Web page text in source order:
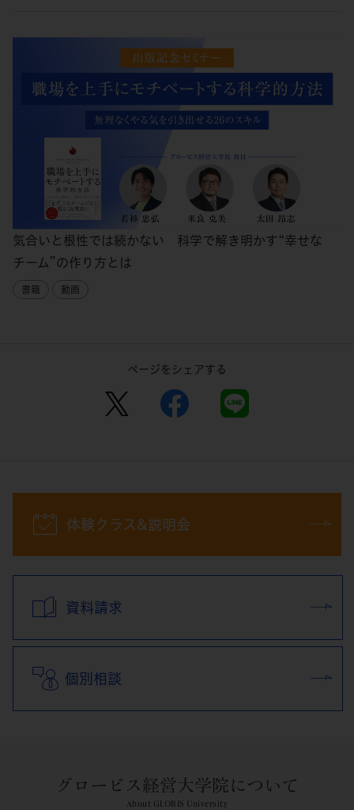
気合いと根性では続かない 科学で解き明かす“幸せな
チーム”の作り方とは
書籍 動画
ページをシェアする
体験クラス&説明会
資料請求
個別相談
グロービス経営大学院について
About GLOBIS University